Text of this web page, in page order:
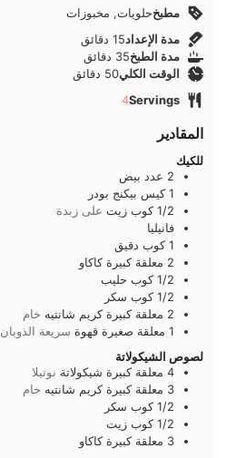
مطبخحلويات, مخبوزات
مدة الإعداد15دقائق
دقائق
مدة الطبخ35 دقائق
دقائق
الوقت الكلي50 دقائق
دقائق
Servings
4
المقادير
للكيك
2 عدد بيض
1 كيس بيكنج بودر
1/2 كوب زيت على زبدة
فانيليا
1 كوب دقيق
2 معلقة كبيرة كاكاو
1/2 كوب حليب
1/2 كوب سكر
2 معلقة كبيرة كريم شانتيه خام
1 معلقة صغيرة قهوة سريعة الذوبان
لصوص الشيكولاتة
4 معلقة كبيرة شيكولاتة نوتيلا
3 معلقة كبيرة كريم شانتيه خام
1/2 كوب سكر
1/2 كوب زيت
3 معلقة كبيرة كاكاو